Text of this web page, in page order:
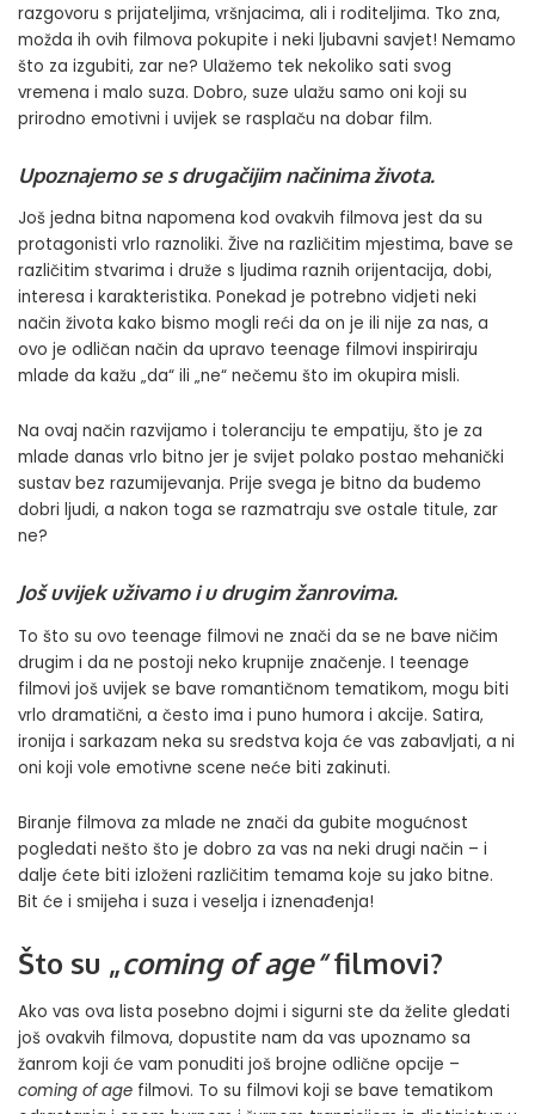
razgovoru s prijateljima, vršnjacima, ali i roditeljima. Tko zna,
možda ih ovih filmova pokupite i neki ljubavni savjet! Nemamo
što za izgubiti, zar ne? Ulažemo tek nekoliko sati svog
vremena i malo suza. Dobro, suze ulažu samo oni koji su
prirodno emotivni i uvijek se rasplaču na dobar film.
Upoznajemo se s drugačijim načinima života.
Još jedna bitna napomena kod ovakvih filmova jest da su
protagonisti vrlo raznoliki. Žive na različitim mjestima, bave se
različitim stvarima i druže s ljudima raznih orijentacija, dobi,
interesa i karakteristika. Ponekad je potrebno vidjeti neki
način života kako bismo mogli reći da on je ili nije za nas, a
ovo je odličan način da upravo teenage filmovi inspiriraju
mlade da kažu „da“ ili „ne“ nečemu što im okupira misli.
Na ovaj način razvijamo i toleranciju te empatiju, što je za
mlade danas vrlo bitno jer je svijet polako postao mehanički
sustav bez razumijevanja. Prije svega je bitno da budemo
dobri ljudi, a nakon toga se razmatraju sve ostale titule, zar
ne?
Još uvijek uživamo i u drugim žanrovima.
To što su ovo teenage filmovi ne znači da se ne bave ničim
drugim i da ne postoji neko krupnije značenje. I teenage
filmovi još uvijek se bave romantičnom tematikom, mogu biti
vrlo dramatični, a često ima i puno humora i akcije. Satira,
ironija i sarkazam neka su sredstva koja će vas zabavljati, a ni
oni koji vole emotivne scene neće biti zakinuti.
Biranje filmova za mlade ne znači da gubite mogućnost
pogledati nešto što je dobro za vas na neki drugi način – i
dalje ćete biti izloženi različitim temama koje su jako bitne.
Bit će i smijeha i suza i veselja i iznenađenja!
Što su „coming of age“filmovi?
Ako vas ova lista posebno dojmi i sigurni ste da želite gledati
još ovakvih filmova, dopustite nam da vas upoznamo sa
žanrom koji će vam ponuditi još brojne odlične opcije –
coming of age filmovi. To su filmovi koji se bave tematikom